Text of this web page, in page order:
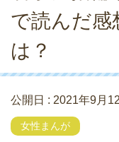
で読んだ感
は？
公開日 : 2021年9月
女性まんが